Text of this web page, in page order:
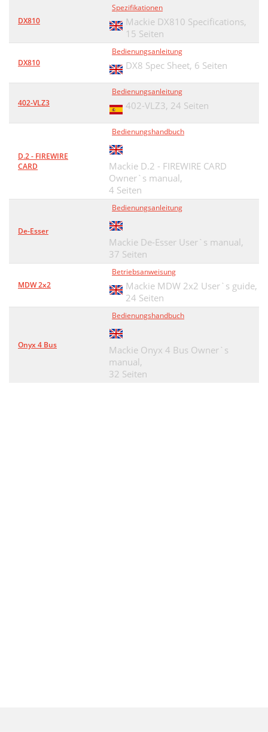
DX810
Spezifikationen
Mackie DX810 Specifications,
15 Seiten
DX810
Bedienungsanleitung
DX8 Spec Sheet, 6 Seiten
402-VLZ3
Bedienungsanleitung
402-VLZ3, 24 Seiten
D.2 - FIREWIRE
CARD
Bedienungshandbuch
Mackie D.2 - FIREWIRE CARD
Owner`s manual,
4 Seiten
De-Esser
Bedienungsanleitung
Mackie De-Esser User`s manual,
37 Seiten
MDW 2x2
Betriebsanweisung
Mackie MDW 2x2 User`s guide,
24 Seiten
Onyx 4 Bus
Bedienungshandbuch
Mackie Onyx 4 Bus Owner`s
manual,
32 Seiten